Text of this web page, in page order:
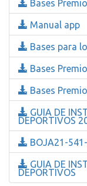
Bases
Manual app
Bases para
Bases
Bases
GUIA DE
DEPORTIVOS
BOJA21-
GUIA DE
DEPORTIVOS